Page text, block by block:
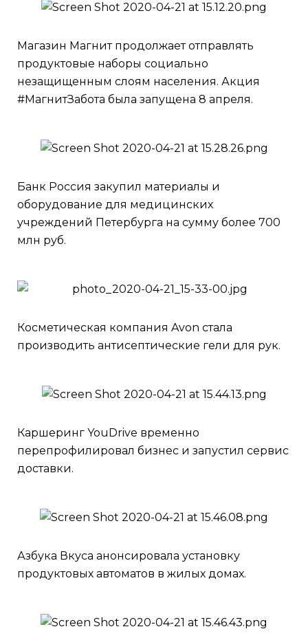
Магазин Магнит продолжает отправлять
продуктовые наборы социально
незащищенным слоям населения. Акция
#МагнитЗабота была запущена 8 апреля.
Банк Россия закупил материалы и
оборудование для медицинских
учреждений Петербурга на сумму более 700
млн руб.
Косметическая компания Avon стала
производить антисептические гели для рук.
Каршеринг YouDrive временно
перепрофилировал бизнес и запустил сервис
доставки.
Азбука Вкуса анонсировала установку
продуктовых автоматов в жилых домах.